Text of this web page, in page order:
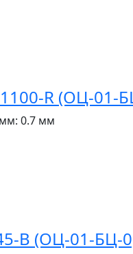
R (ОЦ-01-
0.7 мм
B (ОЦ-01-БЦ-